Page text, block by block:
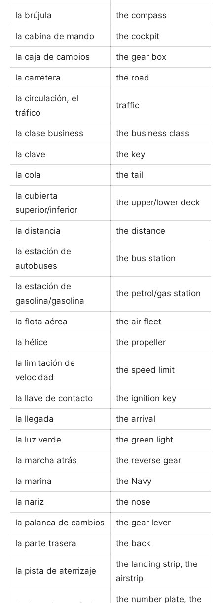
la brújula the compass
la cabina de mando the cockpit
la caja de cambios the gear box
la carretera the road
la circulación, el
tráfico
traffic
la clase business the business class
la clave the key
la cola the tail
la cubierta
superior/inferior
the upper/lower deck
la distancia the distance
la estación de
autobuses
the bus station
la estación de
gasolina/gasolina
the petrol/gas station
la flota aérea the air fleet
la hélice the propeller
la limitación de
velocidad
the speed limit
la llave de contacto the ignition key
la llegada the arrival
la luz verde the green light
la marcha atrás the reverse gear
la marina the Navy
la nariz the nose
la palanca de cambios the gear lever
la parte trasera the back
la pista de aterrizaje
the landing strip, the
airstrip
the number plate, the